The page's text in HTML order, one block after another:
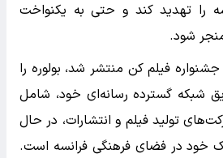
را تهدید کند و حتی به یکنواخت
شود.
فیلم کن منتشر شد، بولوره را
شبکه گسترده رسانه‌ای خود، شامل
تولید فیلم و انتشارات، در حال
خود در فضای فرهنگی فرانسه است.